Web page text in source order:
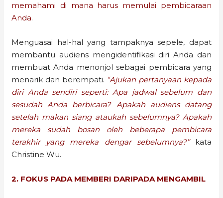
memahami di mana harus memulai pembicaraan
Anda.
Menguasai hal-hal yang tampaknya sepele, dapat
membantu audiens mengidentifikasi diri Anda dan
membuat Anda menonjol sebagai pembicara yang
menarik dan berempati. “Ajukan pertanyaan kepada
diri Anda sendiri seperti: Apa jadwal sebelum dan
sesudah Anda berbicara? Apakah audiens datang
setelah makan siang ataukah sebelumnya? Apakah
mereka sudah bosan oleh beberapa pembicara
terakhir yang mereka dengar sebelumnya?”kata
Christine Wu.
2. FOKUS PADA MEMBERI DARIPADA MENGAMBIL